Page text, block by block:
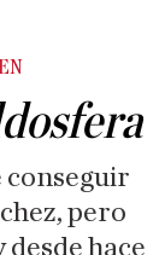
pero
hace